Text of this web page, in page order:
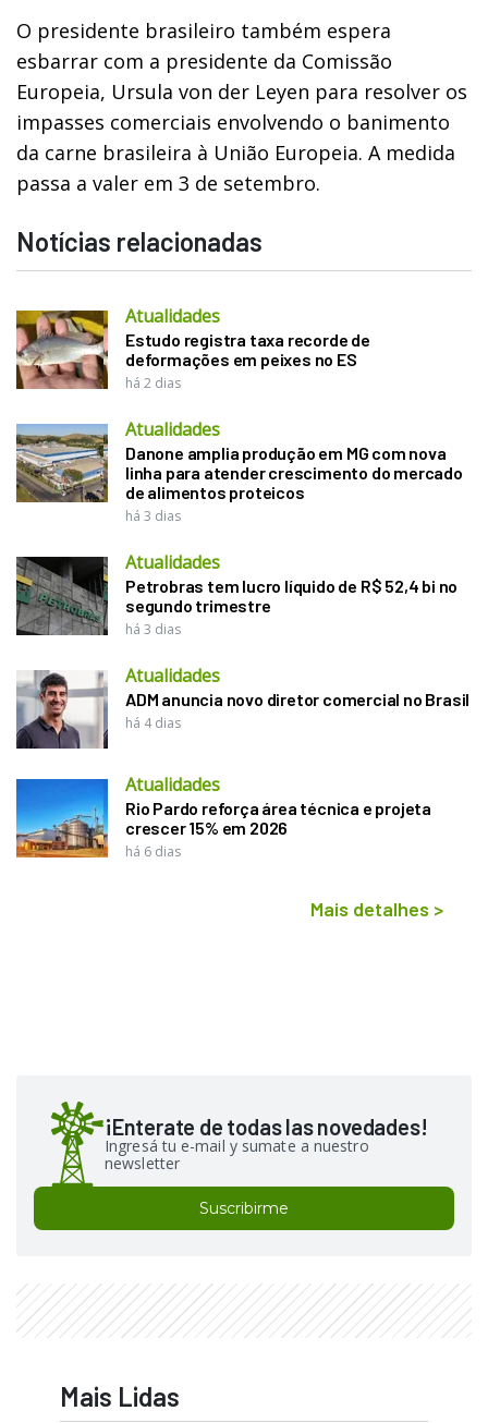
O presidente brasileiro também espera
esbarrar com a presidente da Comissão
Europeia, Ursula von der Leyen para resolver os
impasses comerciais envolvendo o banimento
da carne brasileira à União Europeia. A medida
passa a valer em 3 de setembro.
Notícias relacionadas
Atualidades
Estudo registra taxa recorde de
deformações em peixes no ES
há 2 dias
Atualidades
Danone amplia produção em MG com nova
linha para atender crescimento do mercado
de alimentos proteicos
há 3 dias
Atualidades
Petrobras tem lucro líquido de R$ 52,4 bi no
segundo trimestre
há 3 dias
Atualidades
ADM anuncia novo diretor comercial no Brasil
há 4 dias
Atualidades
Rio Pardo reforça área técnica e projeta
crescer 15% em 2026
há 6 dias
Mais detalhes >
¡Enterate de todas las novedades!
Ingresá tu e-mail y sumate a nuestro
newsletter
Suscribirme
Mais Lidas